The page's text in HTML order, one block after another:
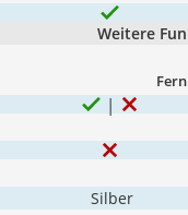
Weitere
Silber